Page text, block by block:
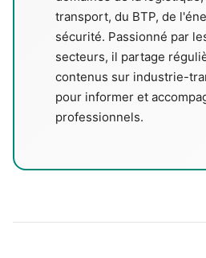
transport, du BTP, de
sécurité. Passionné par
secteurs, il partage
contenus sur industrie-
pour informer et
professionnels.